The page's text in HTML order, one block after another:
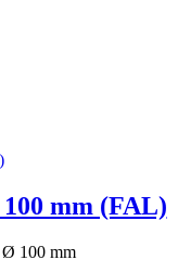
mm (FAL)
Ø 100 mm